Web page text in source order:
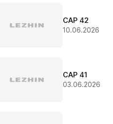
CAP 42
10.06.2026
CAP 41
03.06.2026